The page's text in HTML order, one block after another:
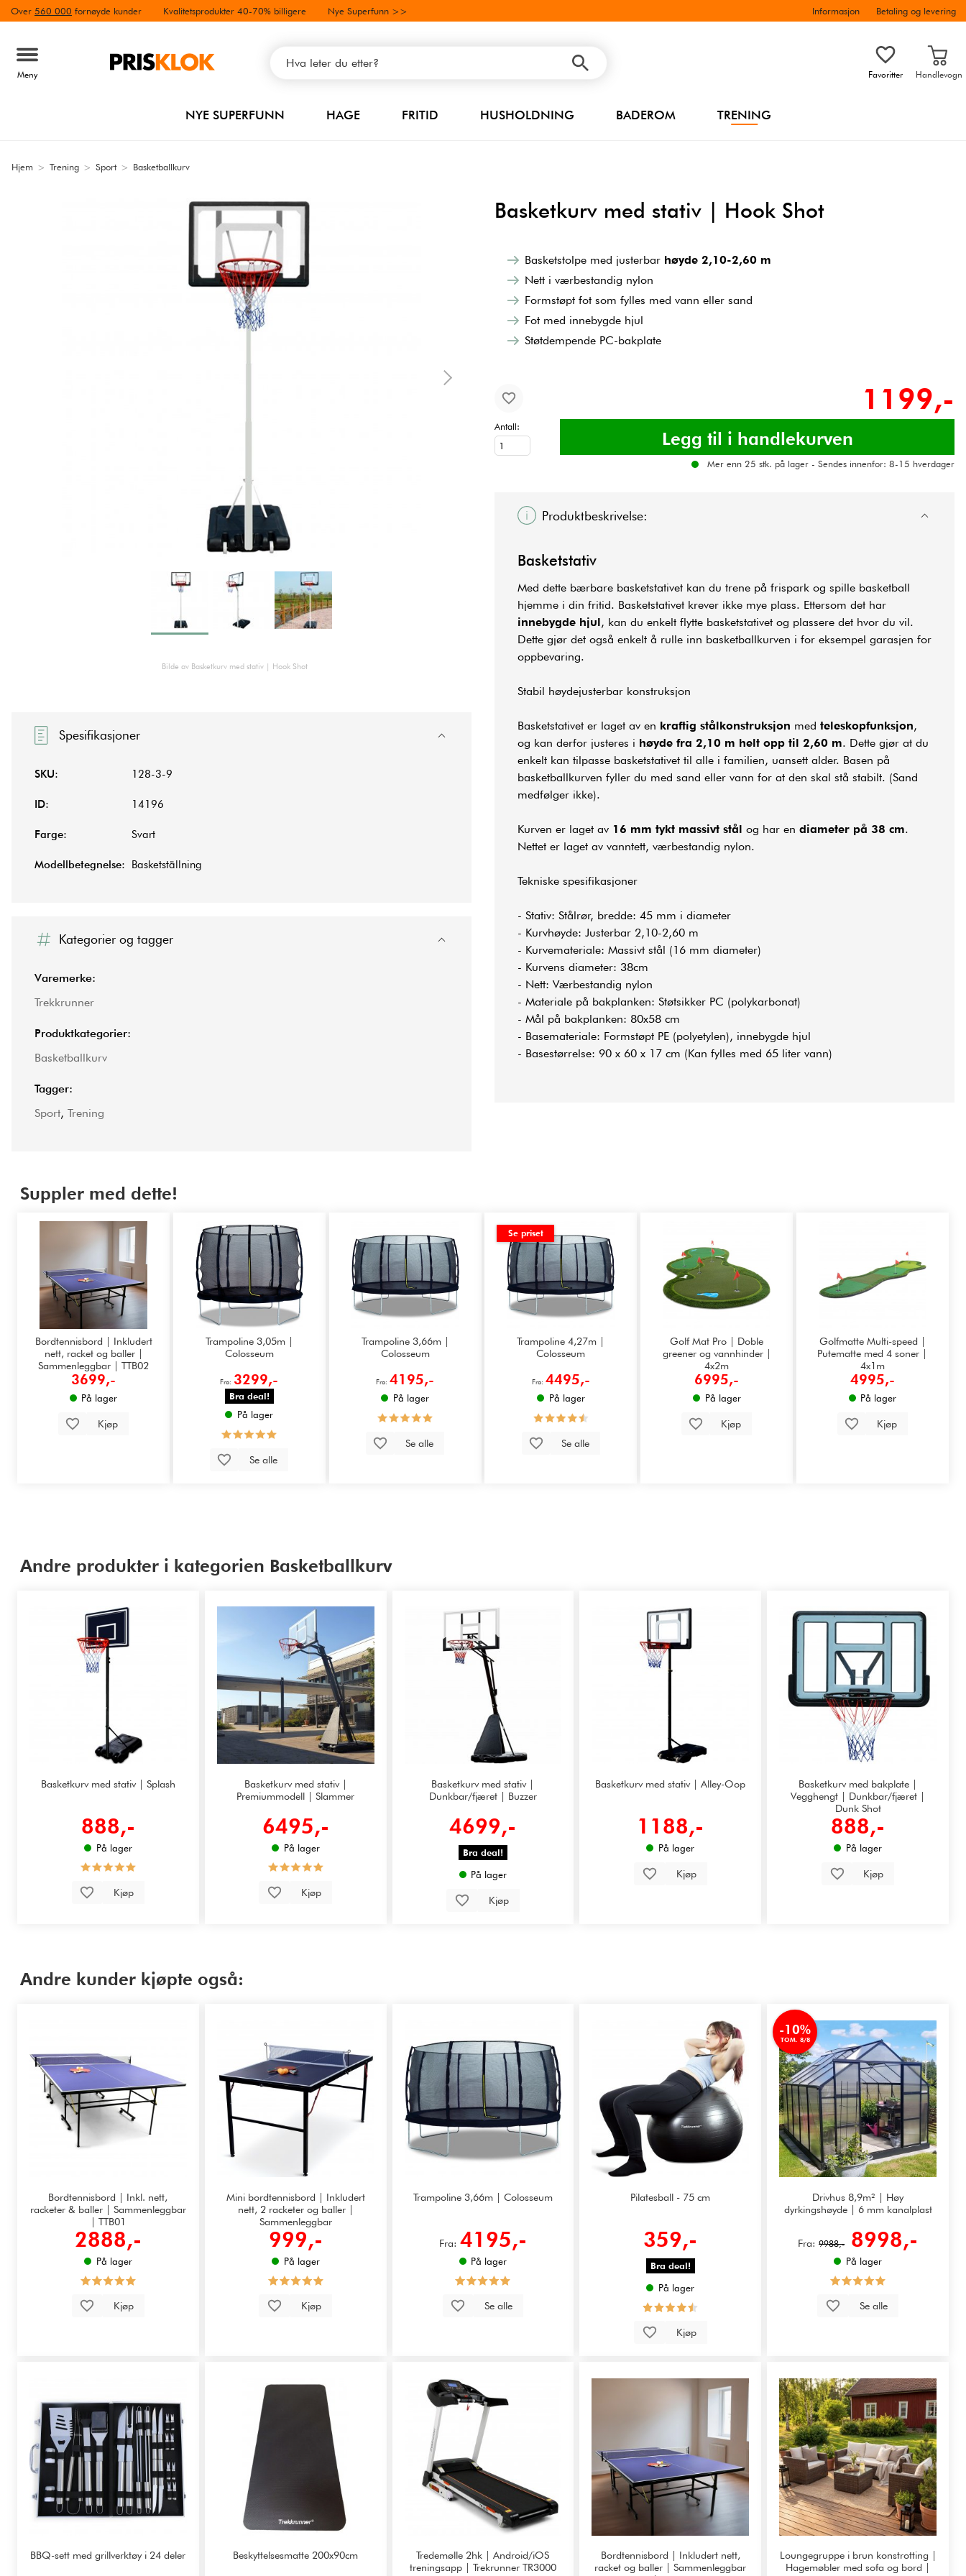
Over 560 000 fornøyde kunder Kvalitetsprodukter 40-70% billigere Nye Superfunn >> Informasjon Betaling og levering
Meny Favoritter Handlevogn
NYE SUPERFUNN HAGE FRITID HUSHOLDNING BADEROM TRENING
Hjem > Trening > Sport > Basketballkurv
Basketkurv med stativ | Hook Shot
Bilde av Basketkurv med stativ | Hook Shot
Basketstolpe med justerbar høyde 2,10-2,60 m
Nett i værbestandig nylon
Formstøpt fot som fylles med vann eller sand
Fot med innebygde hjul
Støtdempende PC-bakplate
1199,-
Antall:
Mer enn 25 stk. på lager - Sendes innenfor: 8-15 hverdager
Produktbeskrivelse:
Basketstativ
Med dette bærbare basketstativet kan du trene på frispark og spille basketball
hjemme i din fritid. Basketstativet krever ikke mye plass. Ettersom det har
innebygde hjul, kan du enkelt flytte basketstativet og plassere det hvor du vil.
Dette gjør det også enkelt å rulle inn basketballkurven i for eksempel garasjen for
oppbevaring.
Stabil høydejusterbar konstruksjon
Basketstativet er laget av en kraftig stålkonstruksjon med teleskopfunksjon,
og kan derfor justeres i høyde fra 2,10 m helt opp til 2,60 m. Dette gjør at du
enkelt kan tilpasse basketstativet til alle i familien, uansett alder. Basen på
basketballkurven fyller du med sand eller vann for at den skal stå stabilt. (Sand
medfølger ikke).
Kurven er laget av 16 mm tykt massivt stål og har en diameter på 38 cm.
Nettet er laget av vanntett, værbestandig nylon.
Tekniske spesifikasjoner
- Stativ: Stålrør, bredde: 45 mm i diameter
- Kurvhøyde: Justerbar 2,10-2,60 m
- Kurvemateriale: Massivt stål (16 mm diameter)
- Kurvens diameter: 38cm
- Nett: Værbestandig nylon
- Materiale på bakplanken: Støtsikker PC (polykarbonat)
- Mål på bakplanken: 80x58 cm
- Basemateriale: Formstøpt PE (polyetylen), innebygde hjul
- Basestørrelse: 90 x 60 x 17 cm (Kan fylles med 65 liter vann)
Spesifikasjoner
SKU: 128-3-9
ID: 14196
Farge: Svart
Modellbetegnelse: Basketställning
Kategorier og tagger
Varemerke:
Trekkrunner
Produktkategorier:
Basketballkurv
Tagger:
Sport, Trening
Suppler med dette!
Bordtennisbord | Inkludert
nett, racket og baller |
Sammenleggbar | TTB02
3699,-
På lager
Kjøp
Trampoline 3,05m |
Colosseum
Fra: 3299,-
Bra deal!
På lager
Se alle
Trampoline 3,66m |
Colosseum
Fra:4195,-
På lager
Se alle
Se priset
Trampoline 4,27m |
Colosseum
Fra: 4495,-
På lager
Se alle
Golf Mat Pro | Doble
greener og vannhinder |
4x2m
6995,-
På lager
Kjøp
Golfmatte Multi-speed |
Putematte med 4 soner |
4x1m
4995,-
På lager
Kjøp
Andre produkter i kategorien Basketballkurv
Basketkurv med stativ | Splash
888,-
På lager
Kjøp
Basketkurv med stativ |
Premiummodell | Slammer
6495,-
På lager
Kjøp
Basketkurv med stativ |
Dunkbar/fjæret | Buzzer
4699,-
Bra deal!
På lager
Kjøp
Basketkurv med stativ | Alley-Oop
1188,-
På lager
Kjøp
Basketkurv med bakplate |
Vegghengt | Dunkbar/fjæret |
Dunk Shot
888,-
På lager
Kjøp
Andre kunder kjøpte også:
Bordtennisbord | Inkl. nett,
racketer & baller | Sammenleggbar
| TTB01
2888,-
På lager
Kjøp
Mini bordtennisbord | Inkludert
nett, 2 racketer og baller |
Sammenleggbar
999,-
På lager
Kjøp
Trampoline 3,66m | Colosseum
Fra: 4195,-
På lager
Se alle
Pilatesball - 75 cm
359,-
Bra deal!
På lager
Kjøp
-10%
TOM. 8/8
Drivhus 8,9m² | Høy
dyrkingshøyde | 6 mm kanalplast
Fra:9988,- 8998,-
På lager
Se alle
BBQ-sett med grillverktøy i 24 deler Beskyttelsesmatte 200x90cm
Tredemølle 2hk | Android/iOS
treningsapp | Trekrunner TR3000
Bordtennisbord | Inkludert nett,
racket og baller | Sammenleggbar
Loungegruppe i brun konstrotting |
Hagemøbler med sofa og bord |